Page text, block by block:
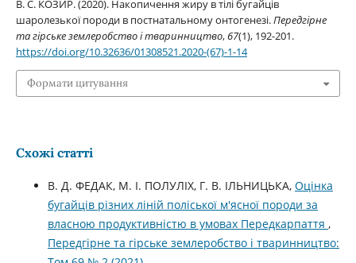
В. С. КОЗИР. (2020). Накопичення жиру в тілі бугайців
шаролезької породи в постнатальному онтогенезі.Передгірне
та гірське землеробство і тваринництво,67(1), 192-201.
https://doi.org/10.32636/01308521.2020-(67)-1-14
Формати цитування
Схожі статті
В. Д. ФЕДАК, М. І. ПОЛУЛІХ, Г. В. ІЛЬНИЦЬКА, Оцінка
бугайців різних ліній поліської м'ясної породи за
власною продуктивністю в умовах Передкарпаття ,
Передгірне та гірське землеробство і тваринництво: